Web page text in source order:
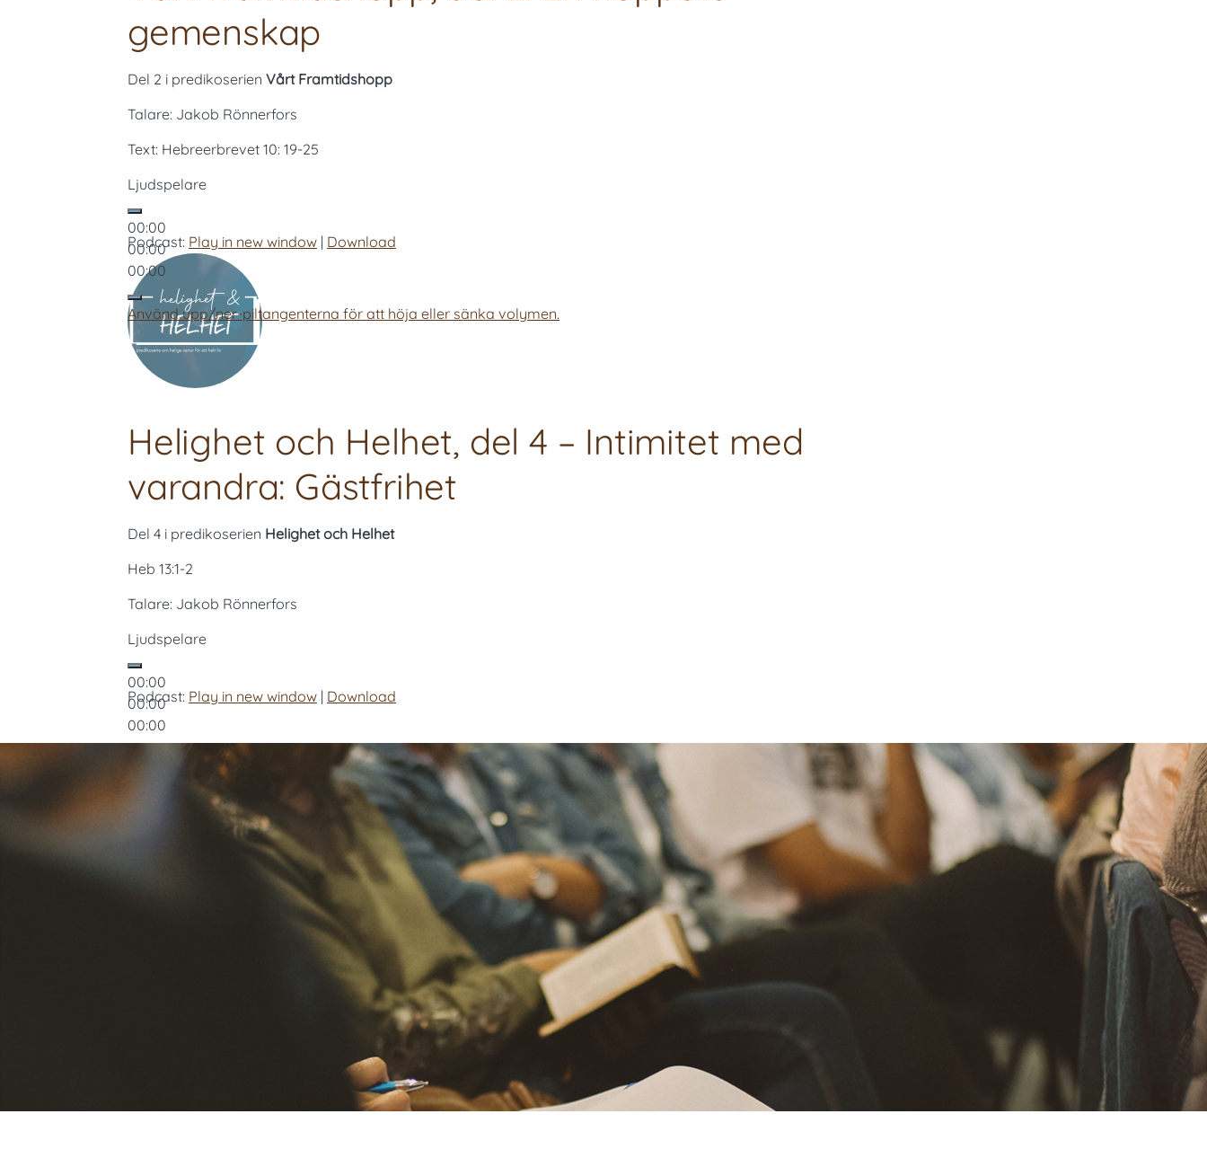
gemenskap
Del 2 i predikoserien Vårt Framtidshopp
Talare: Jakob Rönnerfors
Text: Hebreerbrevet 10: 19-25
Ljudspelare
00:00
00:00
00:00
Använd upp/ner-piltangenterna för att höja eller sänka volymen.
Podcast: Play in new window | Download
Helighet och Helhet, del 4 – Intimitet med
varandra: Gästfrihet
Del 4 i predikoserien Helighet och Helhet
Heb 13:1-2
Talare: Jakob Rönnerfors
Ljudspelare
00:00
00:00
00:00
Använd upp/ner-piltangenterna för att höja eller sänka volymen.
Podcast: Play in new window | Download